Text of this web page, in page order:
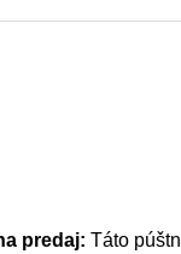
predaj: Táto